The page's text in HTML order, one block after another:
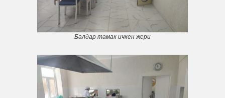
Балдар тамак ичкен жери